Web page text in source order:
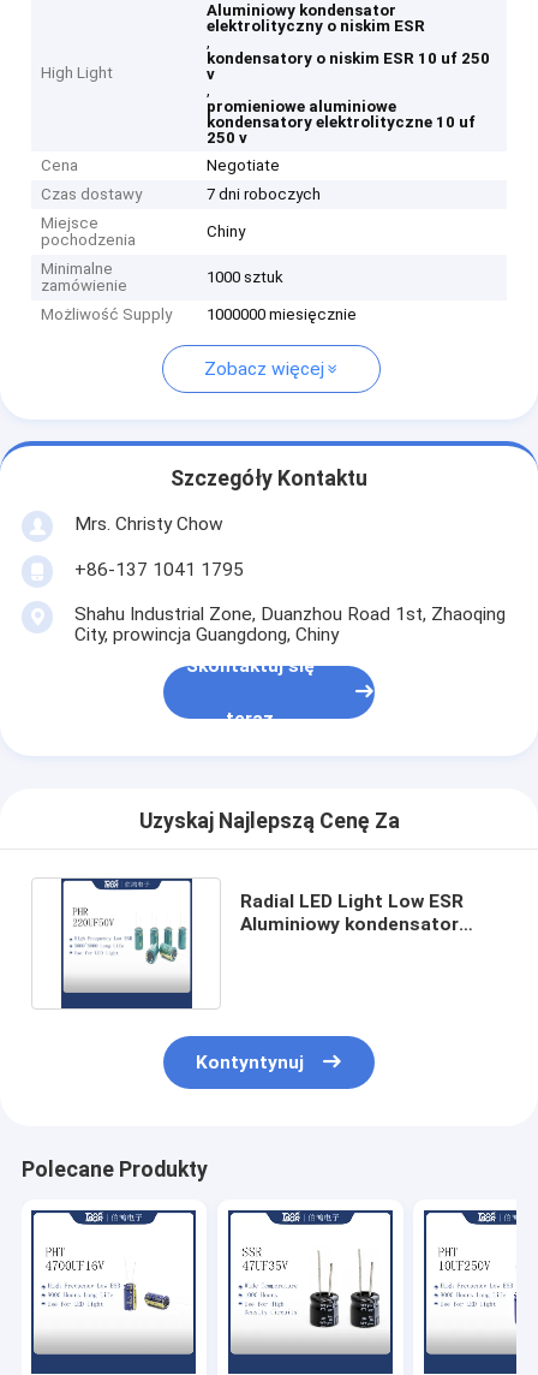
High Light
Aluminiowy kondensator
elektrolityczny o niskim ESR
,
kondensatory o niskim ESR 10 uf 250
v
,
promieniowe aluminiowe
kondensatory elektrolityczne 10 uf
250 v
Cena
Negotiate
Czas dostawy
7 dni roboczych
Miejsce
pochodzenia
Chiny
Minimalne
zamówienie
1000 sztuk
Możliwość Supply 1000000 miesięcznie
Zobacz więcej
Szczegóły Kontaktu
Mrs. Christy Chow
+86-137 1041 1795
Shahu Industrial Zone, Duanzhou Road 1st, Zhaoqing
City, prowincja Guangdong, Chiny
Skontaktuj się
teraz
Uzyskaj Najlepszą Cenę Za
Radial LED Light Low ESR
Aluminiowy kondensator
Kontyntynuj
Polecane Produkty